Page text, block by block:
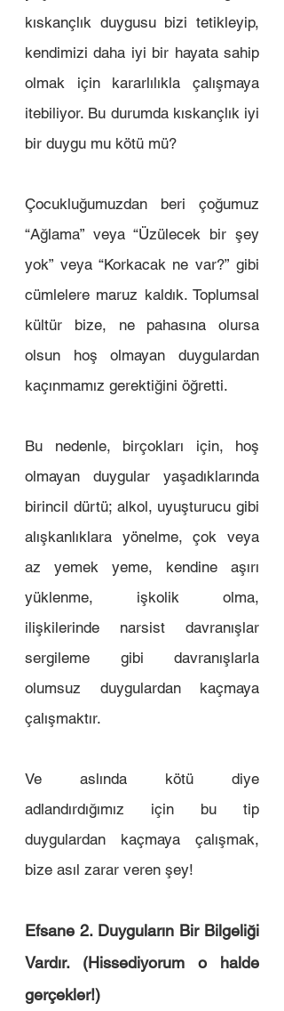
kıskançlık duygusu bizi tetikleyip,
kendimizi daha iyi bir hayata sahip
olmak için kararlılıkla çalışmaya
itebiliyor. Bu durumda kıskançlık iyi
bir duygu mu kötü mü?
Çocukluğumuzdan beri çoğumuz
“Ağlama” veya “Üzülecek bir şey
yok” veya “Korkacak ne var?” gibi
cümlelere maruz kaldık. Toplumsal
kültür bize, ne pahasına olursa
olsun hoş olmayan duygulardan
kaçınmamız gerektiğini öğretti.
Bu nedenle, birçokları için, hoş
olmayan duygular yaşadıklarında
birincil dürtü; alkol, uyuşturucu gibi
alışkanlıklara yönelme, çok veya
az yemek yeme, kendine aşırı
yüklenme, işkolik olma,
ilişkilerinde narsist davranışlar
sergileme gibi davranışlarla
olumsuz duygulardan kaçmaya
çalışmaktır.
Ve aslında kötü diye
adlandırdığımız için bu tip
duygulardan kaçmaya çalışmak,
bize asıl zarar veren şey!
Efsane 2. Duyguların Bir Bilgeliği
Vardır. (Hissediyorum o halde
gerçekler!)